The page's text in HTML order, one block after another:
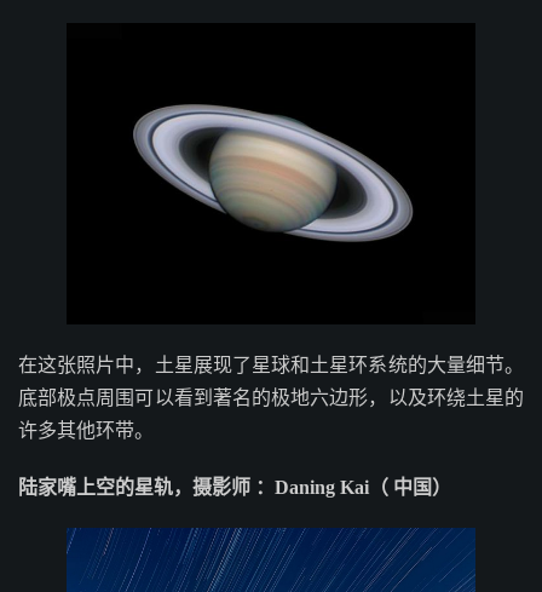
在这张照片中，土星展现了星球和土星环系统的大量细节。
底部极点周围可以看到著名的极地六边形，以及环绕土星的
许多其他环带。
陆家嘴上空的星轨，摄影师 ：Daning Kai（ 中国）